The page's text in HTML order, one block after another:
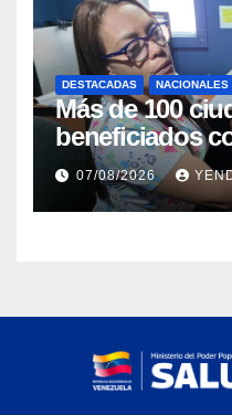
DESTACADAS NACIONALES
Más de 100
beneficiados
prótesis
Rehabilitación
07/08/2026